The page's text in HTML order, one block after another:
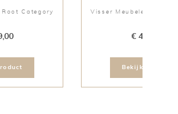
Category Visser Meubelen Root
€ 409,00
Bekijk product